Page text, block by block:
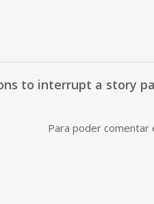
to interrupt a story
Para poder comentar